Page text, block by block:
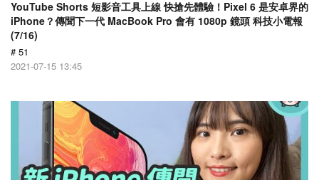
YouTube Shorts 短影音工具上線 快搶先體驗！Pixel 6 是安卓界的
iPhone？傳聞下一代 MacBook Pro 會有 1080p 鏡頭 科技小電報
(7/16)
# 51
2021-07-15 13:45